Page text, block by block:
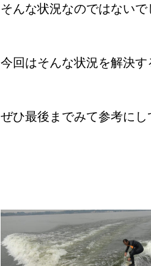
そんな状況なのではないで
今回はそんな状況を解決
ぜひ最後までみて参考にし